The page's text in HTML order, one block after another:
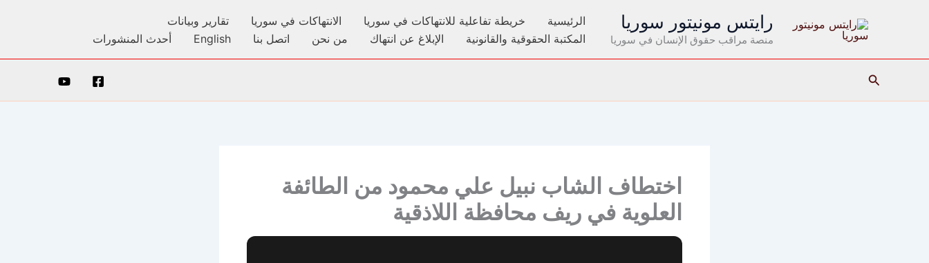
رايتس مونيتور سوريا
منصة مراقب حقوق الإنسان في سوريا
الرئيسية خريطة تفاعلية للانتهاكات في سوريا الانتهاكات في سوريا
تقارير وبيانات
المكتبة الحقوقية والقانونية
الإبلاغ عن انتهاك من نحن اتصل بنا English أحدث المنشورات
البحث
اختطاف الشاب نبيل علي محمود من الطائفة
العلوية في ريف محافظة اللاذقية